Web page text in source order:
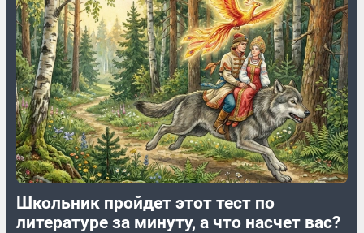
Школьник пройдет этот тест по
литературе за минуту, а что насчет вас?